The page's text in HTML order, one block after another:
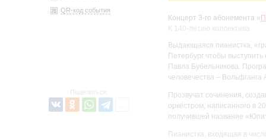
QR-код события
Поделиться:
Концерт 3-го абонемента «
К 140-летию коллектива
Выдающаяся пианистка,
Петербург чтобы
Павла Бубельникова.
человечества –
Прозвучат сочинения,
оркестром, написанного в
получившей название
Пианистка, входящая в